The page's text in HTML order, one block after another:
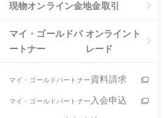
現物オンライン金地金取引
マイ・ゴールドパ
ートナー
オンライント
レード
マイ・ゴールドパートナー資料請求
マイ・ゴールドパートナー 入会申込